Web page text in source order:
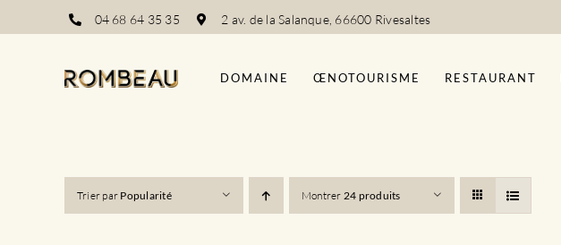
au
04 68 64 35 35 2 av. de la Salanque, 66600 Rivesaltes
DOMAINE ŒNOTOURISME RESTAURANT
Trier par Popularité Montrer 24 produits